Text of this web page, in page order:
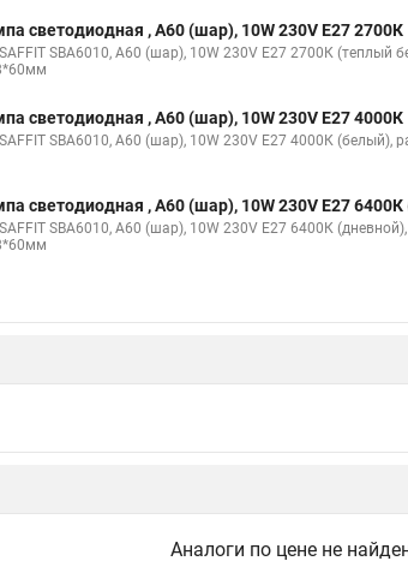
светодиодная , A60 (шар), 10W 230V E27 2700К
SBA6010, A60 (шар), 10W 230V E27 2700К (теплый
светодиодная , A60 (шар), 10W 230V E27 4000К
SBA6010, A60 (шар), 10W 230V E27 4000К (белый),
светодиодная , A60 (шар), 10W 230V E27
SBA6010, A60 (шар), 10W 230V E27 6400К
Аналоги по цене не